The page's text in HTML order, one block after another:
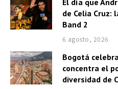
El día que
de Celia Cruz:
Band 2
6 agosto, 2026
Bogotá
concentra el
diversidad de